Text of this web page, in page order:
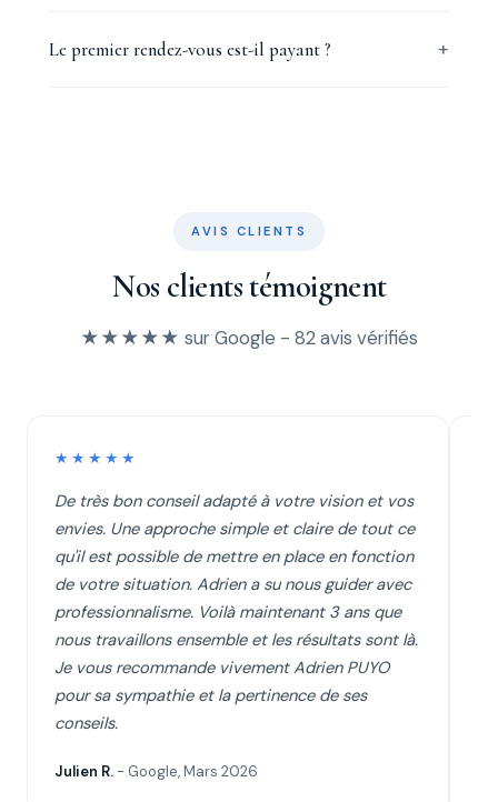
Le premier rendez-vous est-il payant ?
AVIS CLIENTS
Nos clients témoignent
★★★★★ sur Google - 82 avis vérifiés
★★★★★
De très bon conseil adapté à votre vision et vos
envies. Une approche simple et claire de tout ce
qu'il est possible de mettre en place en fonction
de votre situation. Adrien a su nous guider avec
professionnalisme. Voilà maintenant 3 ans que
nous travaillons ensemble et les résultats sont là.
Je vous recommande vivement Adrien PUYO
pour sa sympathie et la pertinence de ses
conseils.
Julien R. - Google, Mars 2026